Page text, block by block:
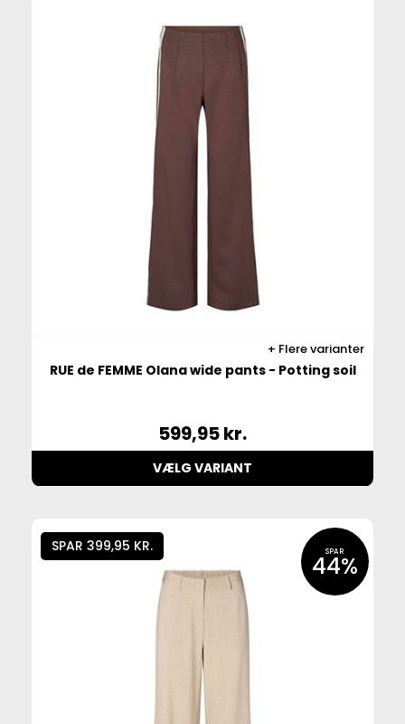
Flere varianter
RUE de FEMME Olana wide pants - Potting soil
599,95kr.
VÆLG VARIANT
SPAR 399,95 KR. SPAR
44%